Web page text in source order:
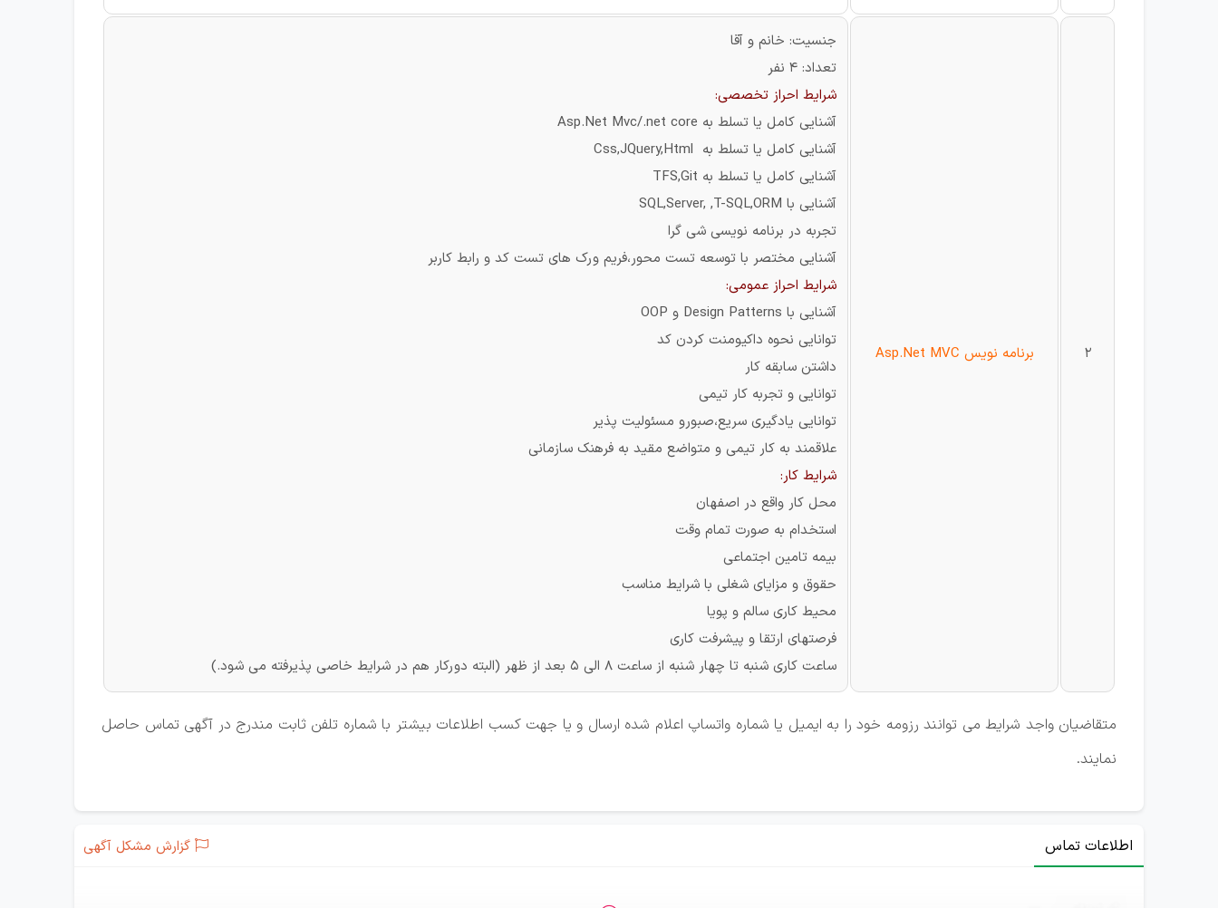
2 برنامه نویس Asp.Net MVC
جنسیت: خانم و آقا
تعداد: 4 نفر
شرایط احراز تخصصی:
آشنایی کامل یا تسلط به Asp.Net Mvc/.net core
آشنایی کامل یا تسلط به Css,JQuery,Html
آشنایی کامل یا تسلط به TFS,Git
آشنایی با SQL,Server, ,T-SQL,ORM
تجربه در برنامه نویسی شی گرا
آشنایی مختصر با توسعه تست محور،فریم ورک های تست کد و رابط کاربر
شرایط احراز عمومی:
آشنایی با Design Patterns و OOP
توانایی نحوه داکیومنت کردن کد
داشتن سابقه کار
توانایی و تجربه کار تیمی
توانایی یادگیری سریع،صبورو مسئولیت پذیر
علاقمند به کار تیمی و متواضع مقید به فرهنک سازمانی
شرایط کار:
محل کار واقع در اصفهان
استخدام به صورت تمام وقت
بیمه تامین اجتماعی
حقوق و مزایای شغلی با شرایط مناسب
محیط کاری سالم و پویا
فرصتهای ارتقا و پیشرفت کاری
ساعت کاری شنبه تا چهار شنبه از ساعت 8 الی 5 بعد از ظهر (البته دورکار هم در شرایط خاصی پذیرفته می شود.)
متقاضیان واجد شرایط می توانند رزومه خود را به ایمیل یا شماره واتساپ اعلام شده ارسال و یا جهت کسب اطلاعات بیشتر با شماره تلفن ثابت مندرج در آگهی تماس حاصل
نمایند.
اطلاعات تماس گزارش مشکل آگهی